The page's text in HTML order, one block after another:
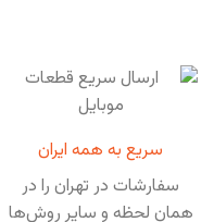
سریع به همه ایران
سفارشات در تهران را در
همان لحظه و سایر روش‌ها